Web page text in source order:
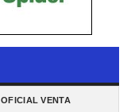
OFICIAL VENTA